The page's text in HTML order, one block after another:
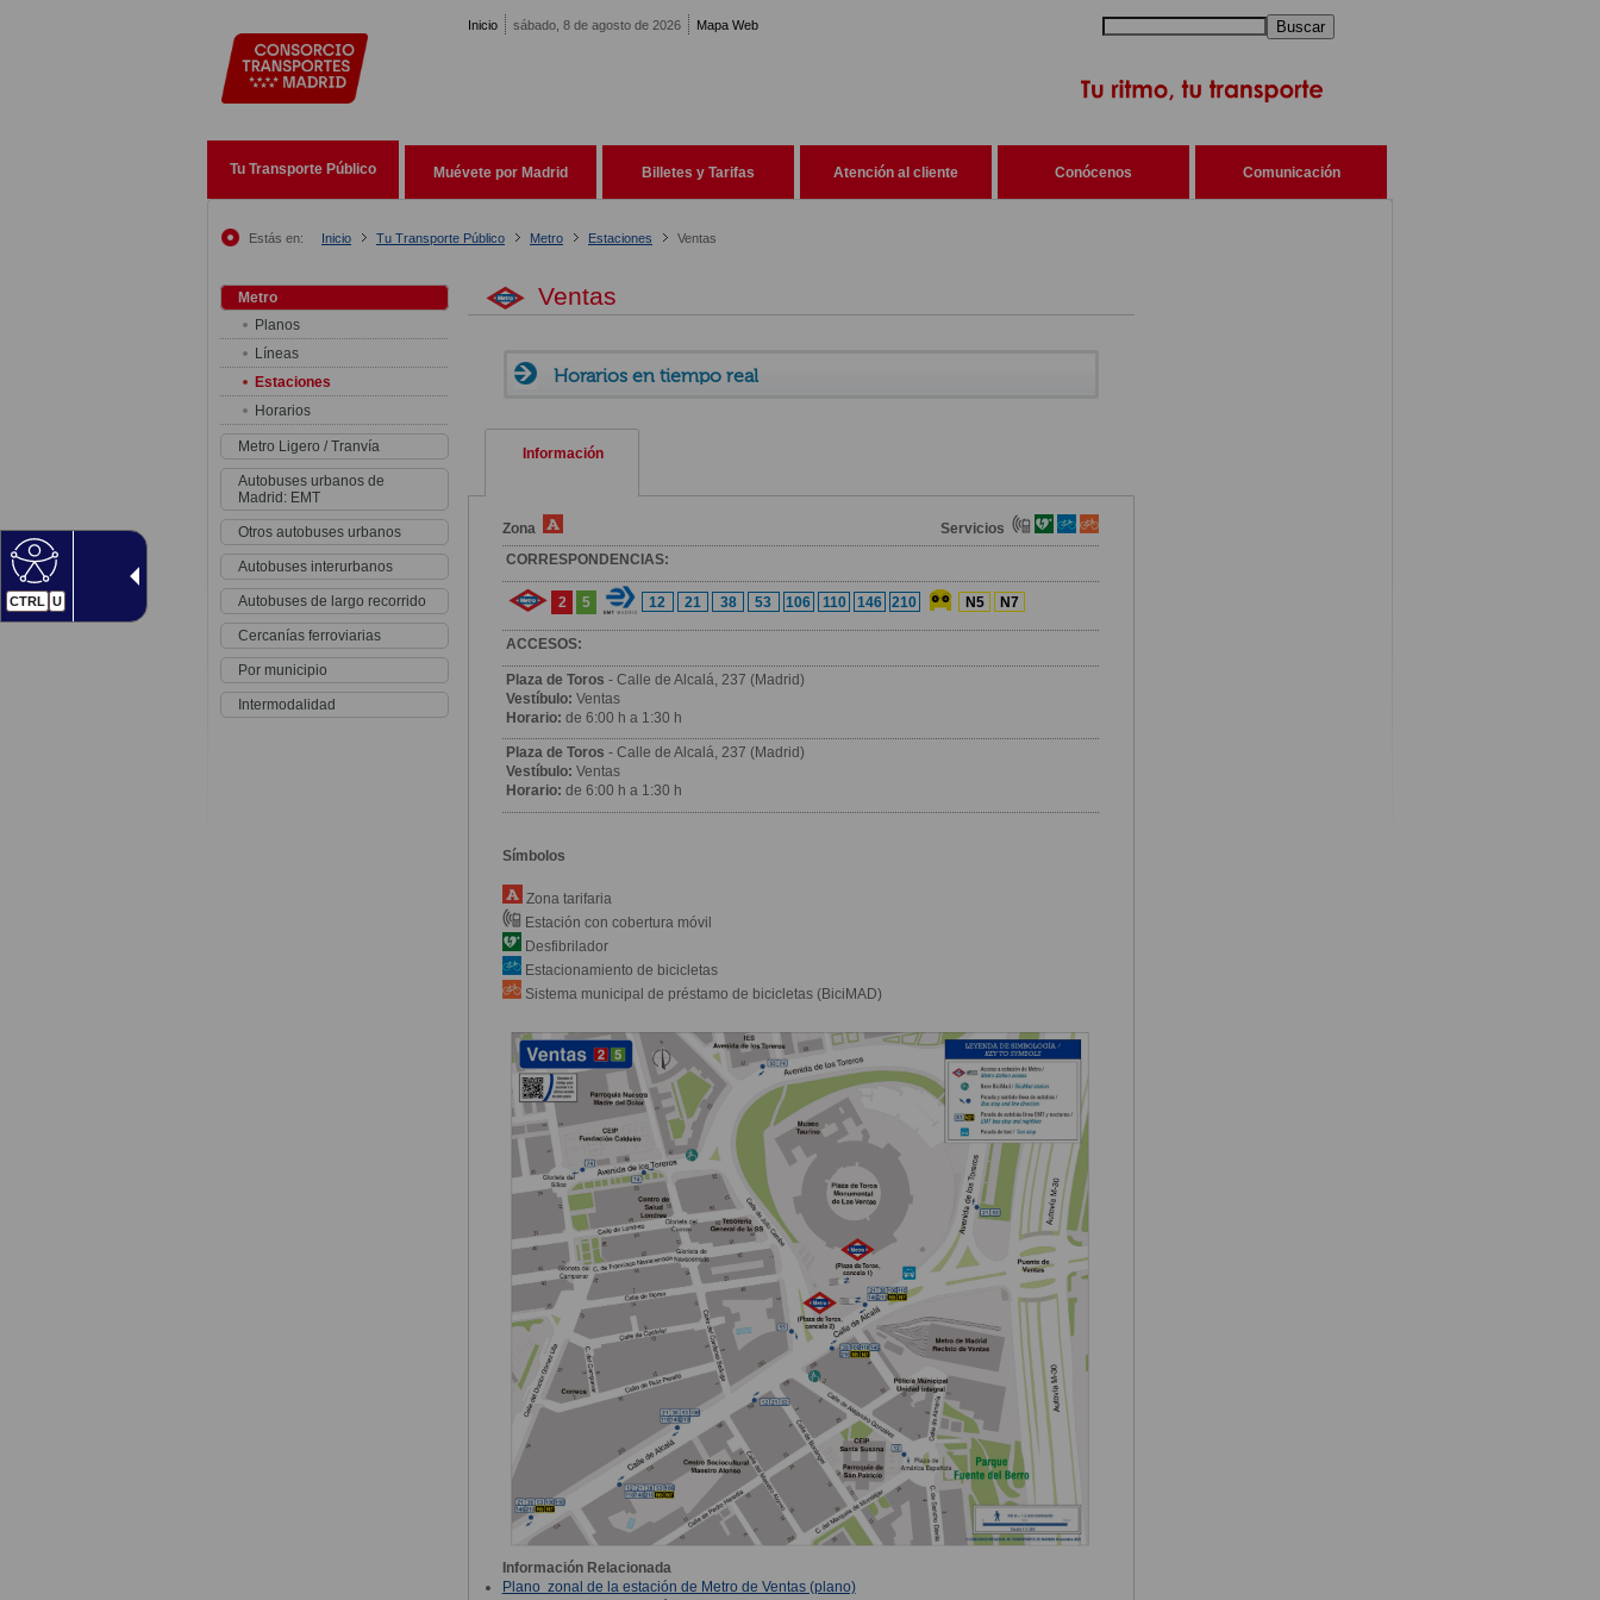
CTRL U
Inicio sábado, 8 de agosto de 2026 Mapa Web Buscar
Tu Transporte Público Muévete por Madrid Billetes y Tarifas Atención al cliente Conócenos Comunicación
Estás en: Inicio Tu Transporte Público Metro Estaciones Ventas
Metro
Planos
Líneas
Estaciones
Horarios
Metro Ligero / Tranvía
Autobuses urbanos de
Madrid: EMT
Otros autobuses urbanos
Autobuses interurbanos
Autobuses de largo recorrido
Cercanías ferroviarias
Por municipio
Intermodalidad
Ventas
Horarios en tiempo real
Información
Zona
Servicios
CORRESPONDENCIAS:
2 5 12 21 38 53 106 110 146 210 N5 N7
ACCESOS:
Plaza de Toros - Calle de Alcalá, 237 (Madrid)
Vestíbulo: Ventas
Horario: de 6:00 h a 1:30 h
Plaza de Toros - Calle de Alcalá, 237 (Madrid)
Vestíbulo: Ventas
Horario: de 6:00 h a 1:30 h
Símbolos
Zona tarifaria
Estación con cobertura móvil
Desfibrilador
Estacionamiento de bicicletas
Sistema municipal de préstamo de bicicletas (BiciMAD)
Información Relacionada
Plano zonal de la estación de Metro de Ventas (plano)